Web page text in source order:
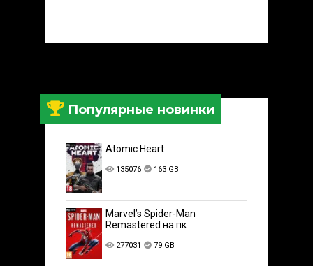
Популярные новинки
Atomic Heart
135076 163 GB
Marvel’s Spider-Man
Remastered на пк
277031 79 GB